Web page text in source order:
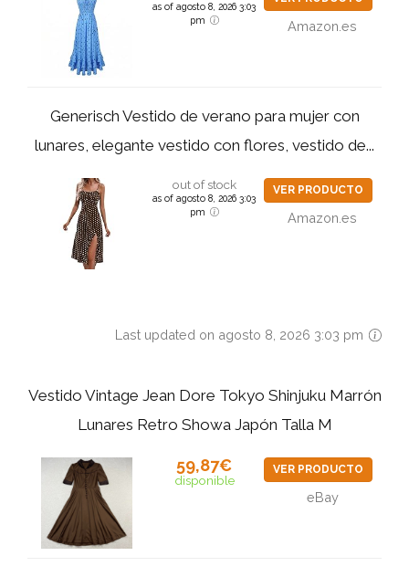
as of agosto 8, 2026 3:03
pm
Amazon.es
Generisch Vestido de verano para mujer con
lunares, elegante vestido con flores, vestido de...
out of stock
as of agosto 8, 2026 3:03
pm
VER PRODUCTO
Amazon.es
Last updated on agosto 8, 2026 3:03 pm
Vestido Vintage Jean Dore Tokyo Shinjuku Marrón
Lunares Retro Showa Japón Talla M
59,87€
disponible
VER PRODUCTO
eBay